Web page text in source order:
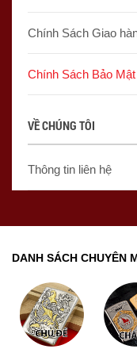
Chính Sách Giao
Chính Sách Bảo
VỀ CHÚNG TÔI
Thông tin liên hệ
DANH SÁCH CHUYÊN